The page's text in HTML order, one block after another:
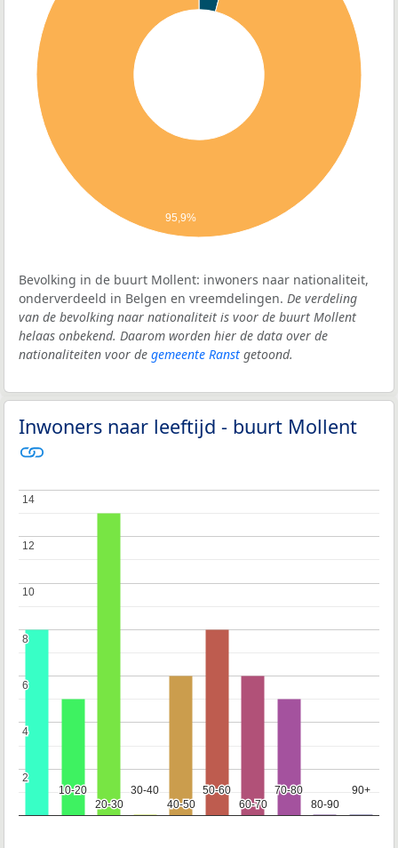
95,9%
Bevolking in de buurt Mollent: inwoners naar nationaliteit,
onderverdeeld in Belgen en vreemdelingen. De verdeling
van de bevolking naar nationaliteit is voor de buurt Mollent
helaas onbekend. Daarom worden hier de data over de
nationaliteiten voor de gemeente Ranst getoond.
Inwoners naar leeftijd - buurt Mollent
10-20
10-20
20-30
20-30
30-40
30-40
40-50
40-50
50-60
50-60
60-70
60-70
70-80
70-80
80-90
80-90
90+
90+
2
2
4
4
6
6
8
8
10
10
12
12
14
14